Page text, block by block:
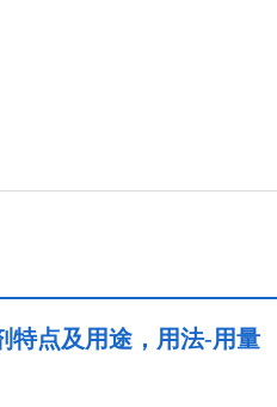
特点及用途，用法-用量